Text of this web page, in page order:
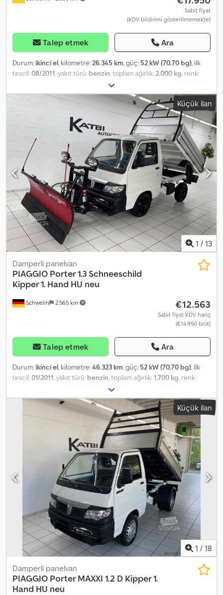
Sabit fiyat
(KDV bildirimi gösterilmemekte)
Talep etmek Ara
Durum: ikinci el, kilometre:26.345 km, güç: 52 kW (70,70 bg), ilk
tescil:08/2011, yakıt türü: benzin, toplam ağırlık:2.000 kg, renk:
, emisyon sınıfı:
toplam uzunluk:3.880 mm, toplam genişlik:1.520 mm, toplam
yükseklik:
1.900 mm, Donanım: ABS, her tahrikli, park ısıtıcısı, Araç
Numarası: 04 * Sigara içilmemiş araç * İlk sahibi ---- * Dört çeker
4x4 * Bekleme ısıtıcısı * Hidrolik direksiyon * ABS * Frenli çekme
yükü 1000 kg * Yeni araç muayenesi * Yeni bakım * HSN (2.1) 7872 -
--- İsteğe bağlı olarak, seçtiğiniz bir atölyede test sürüşü ve
gösterim imkanı mevcuttur. ----96 aya kadar finansman, peşinat
ödemeden cazip koşullarda mümkündür!!!! ---- Mevcut aracınızı
peşinat olarak kabul etmekten memnuniyet duyarız! ---- Hatalar,
yazım hataları ve önceden satış ihtimali saklıdır... ---- 30 yılı aşkın
deneyime sahip otomobil satış merkezinden kaliteli ikinci el araç!!!
----Çalışma saatleri: Pazartesi-Cuma 10:00 - 18:00 ve Cumartesi
10:00 - 14:00 Chsdpfozq Eq Hjx Ai Ija
Küçük ilan
1 / 13
Schwelm 2.565 km
Damperli panelvan
PIAGGIO Porter 1.3 Schneeschild
Kipper 1. Hand HU neu
€12.563
Sabit fiyat KDV hariç
(€14.950 brüt)
Talep etmek Ara
Durum: ikinci el, kilometre:46.323 km, güç: 52 kW (70,70 bg), ilk
tescil:01/2011, yakıt türü: benzin, toplam ağırlık:1.700 kg, renk:
, emisyon sınıfı:
toplam uzunluk:3.565 mm, toplam genişlik:1.460 mm, toplam
1.800 mm , Donanım:ABS, Araç Numarası: 73 Tuz serpme
aracı Kar küreme bıçağı * Sigara içilmemiş araç * İlk sahibi * Kar
küreme bıçağı * Tuz serpme aracı ---- * Hidrolik direksiyon * ABS *
Yeni araç muayenesi * Yeni bakım * HSN (2.1) 4013 * TSN (2.2) AIC --
-- İsteğiniz üzerine bir atölyede test sürüşü ve gösterim imkanı
Cedjzq Etbjpfx Ai Ieha ----96 aya kadar, peşinat ödemeden cazip
koşullarda finansman imkanı!!!! ---- Mevcut aracınızı takas olarak
kabul ederiz! ---- Hatalar, yazım hataları ve önceden satış
konularında değişiklik yapma hakkı saklıdır... ---- 30 yılı aşkın
deneyime sahip bir otomobil satış merkezinden kaliteli ikinci el
araç!!! ----Çalışma saatleri: Pazartesi-Cuma 10:00 - 18:00 ve
Cumartesi 10:00 - 14:00
Küçük ilan
1 / 18
Damperli panelvan
PIAGGIO Porter MAXXI 1.2 D Kipper 1.
Hand HU neu